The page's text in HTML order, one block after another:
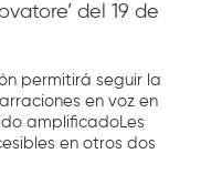
del 19 de
permitirá seguir la
en voz en
amplificadoLes
en otros dos